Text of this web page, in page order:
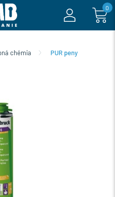
0
chémia PUR peny